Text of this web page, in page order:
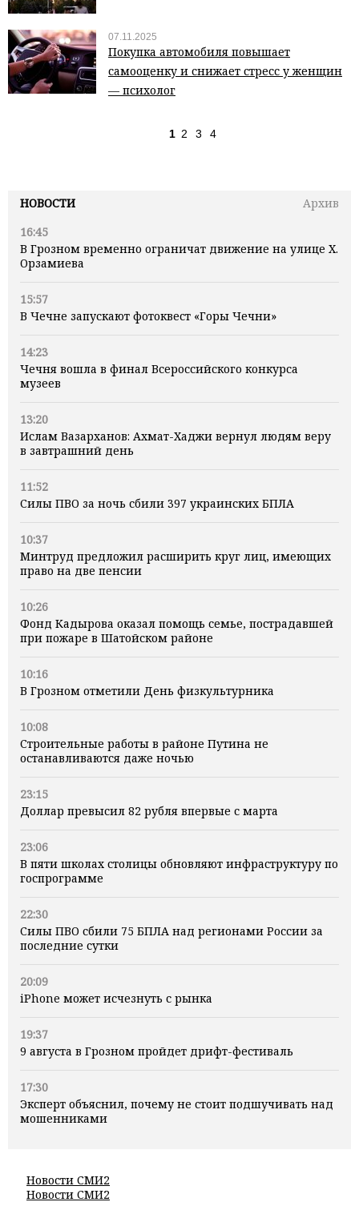
НОВОСТИ
Архив
16:45
В Грозном временно ограничат движение на улице Х.
Орзамиева
15:57
В Чечне запускают фотоквест «Горы Чечни»
14:23
Чечня вошла в финал Всероссийского конкурса
музеев
13:20
Ислам Вазарханов: Ахмат-Хаджи вернул людям веру
в завтрашний день
11:52
Силы ПВО за ночь сбили 397 украинских БПЛА
10:37
Минтруд предложил расширить круг лиц, имеющих
право на две пенсии
10:26
Фонд Кадырова оказал помощь семье, пострадавшей
при пожаре в Шатойском районе
10:16
В Грозном отметили День физкультурника
10:08
Строительные работы в районе Путина не
останавливаются даже ночью
23:15
Доллар превысил 82 рубля впервые с марта
23:06
В пяти школах столицы обновляют инфраструктуру по
госпрограмме
22:30
Силы ПВО сбили 75 БПЛА над регионами России за
последние сутки
20:09
iPhone может исчезнуть с рынка
19:37
9 августа в Грозном пройдет дрифт-фестиваль
17:30
Эксперт объяснил, почему не стоит подшучивать над
мошенниками
Новости СМИ2
Новости СМИ2
07.11.2025
Покупка автомобиля повышает
самооценку и снижает стресс у женщин
— психолог
1 2 3 4